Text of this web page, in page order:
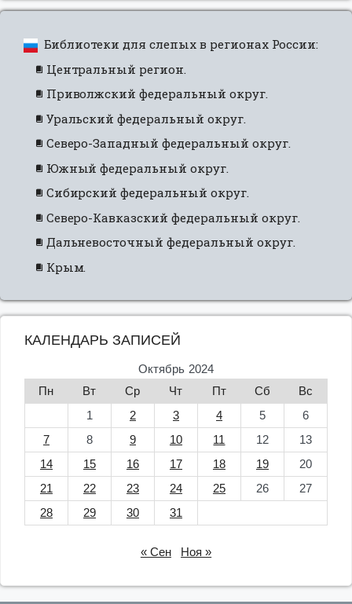
Библиотеки для слепых в регионах России:
Центральный регион.
Приволжский федеральный округ.
Уральский федеральный округ.
Северо-Западный федеральный округ.
Южный федеральный округ.
Сибирский федеральный округ.
Северо-Кавказский федеральный округ.
Дальневосточный федеральный округ.
Крым.
КАЛЕНДАРЬ ЗАПИСЕЙ
Октябрь 2024
Пн
Вт Ср Чт Пт Сб
Вс
1
2 3 4 5
6
7
8 9 10 11 12
13
14
15 16 17 18 19
20
21
22 23 24 25 26
27
28
29 30 31
« Сен Ноя »